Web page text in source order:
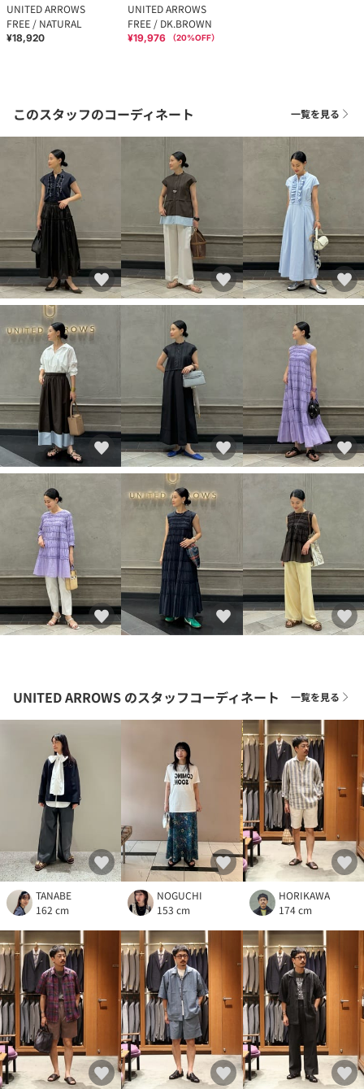
UNITED ARROWS
FREE / NATURAL
¥18,920
UNITED ARROWS
FREE / DK.BROWN
¥19,976 （20%OFF）
このスタッフのコーディネート 一覧を見る
UNITED ARROWS のスタッフコーディネート 一覧を見る
TANABE
162 cm
NOGUCHI
153 cm
HORIKAWA
174 cm